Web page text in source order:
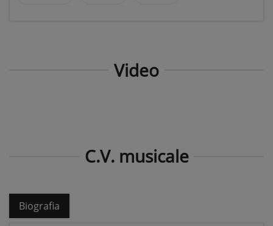
Video
C.V. musicale
Biografia